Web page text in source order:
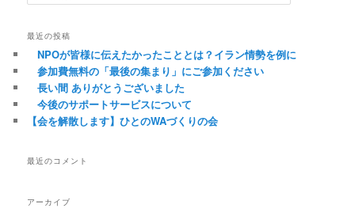
最近の投稿
NPOが皆様に伝えたかったこととは？イラン情勢を例に
参加費無料の「最後の集まり」にご参加ください
長い間 ありがとうございました
今後のサポートサービスについて
【会を解散します】ひとのWAづくりの会
最近のコメント
アーカイブ